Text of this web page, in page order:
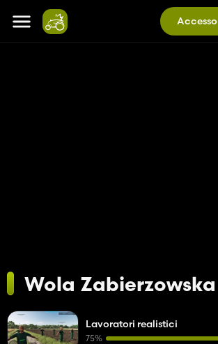
Accesso
Wola Zabierzowska
Lavoratori realistici
75%